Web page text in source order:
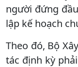
người đứng
lập kế hoạch
Theo đó, Bộ
tác định kỳ